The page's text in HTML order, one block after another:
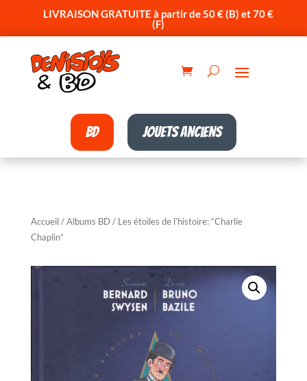
LIVRAISON GRATUITE à partir de 50 € (B) et 70 €
(F)
BD Jouets anciens
Accueil/Albums BD / Les étoiles de l’histoire: “Charlie
Chaplin”